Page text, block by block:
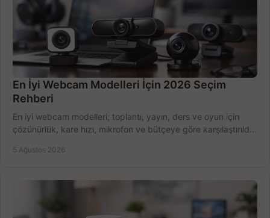
En İyi Webcam Modelleri İçin 2026 Seçim
Rehberi
En iyi webcam modelleri; toplantı, yayın, ders ve oyun için
çözünürlük, kare hızı, mikrofon ve bütçeye göre karşılaştırıldı.
5 Ağustos 2026